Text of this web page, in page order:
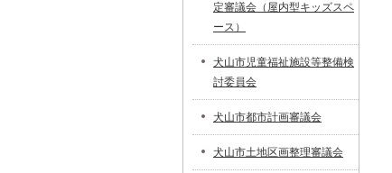
定審議会（屋内型キッズスペ
ース）
犬山市児童福祉施設等整備検
討委員会
犬山市都市計画審議会
犬山市土地区画整理審議会